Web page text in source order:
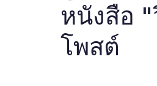
Research
หนังสือ
โพสต์